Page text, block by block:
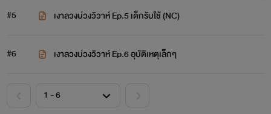
#5 เงาลวงบ่วงวิวาห์ Ep.5 เด็กรับใช้ (NC)
#6 เงาลวงบ่วงวิวาห์ Ep.6 อุบัติเหตุเล็กๆ